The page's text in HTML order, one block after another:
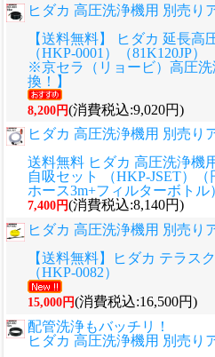
ヒダカ 高圧洗浄機用 別売り
【送料無料】 ヒダカ 延長高
（HKP-0001）（81K120JP）
※京セラ（リョービ）高圧
換！】
8,200円(消費税込:9,020円)
ヒダカ 高圧洗浄機用 別売り
送料無料 ヒダカ 高圧洗浄機
自吸セット （HKP-JSET）
ホース3m+フィルターボトル
7,400円(消費税込:8,140円)
ヒダカ 高圧洗浄機用 別売り
【送料無料】ヒダカ テラス
（HKP-0082）
15,000円(消費税込:16,500円)
配管洗浄もバッチリ！
ヒダカ 高圧洗浄機用 別売り